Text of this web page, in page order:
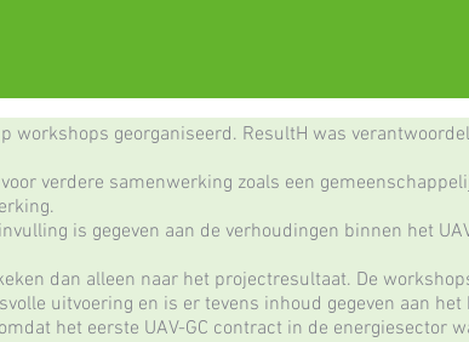
workshops georganiseerd. ResultH was
verdere samenwerking zoals een
is gegeven aan de verhoudingen binnen het
dan alleen naar het projectresultaat. De
uitvoering en is er tevens inhoud gegeven aan
het eerste UAV-GC contract in de energiesector